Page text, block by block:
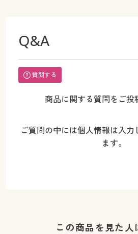
Q&A
質問する
商品に関する質問をご投
ご質問の中には個人情報は入力
ます。
この商品を見た